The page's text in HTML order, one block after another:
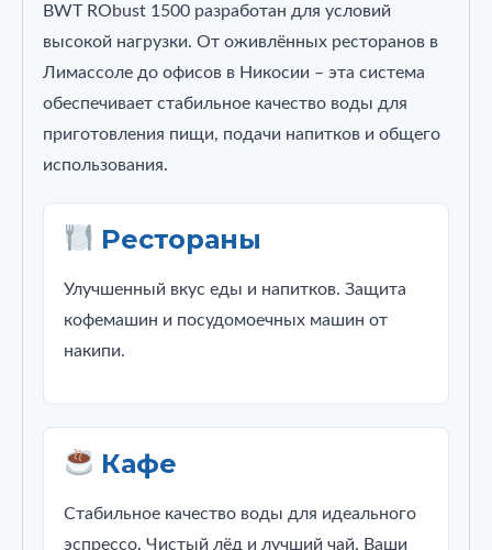
BWT RObust 1500 разработан для условий
высокой нагрузки. От оживлённых ресторанов в
Лимассоле до офисов в Никосии – эта система
обеспечивает стабильное качество воды для
приготовления пищи, подачи напитков и общего
использования.
Рестораны
Улучшенный вкус еды и напитков. Защита
кофемашин и посудомоечных машин от
накипи.
Кафе
Стабильное качество воды для идеального
эспрессо. Чистый лёд и лучший чай. Ваши